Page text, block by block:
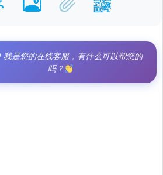
动策略 月收益 +9.2%
轮动策略
能发生突变，行情暴涨暴
我是您的在线客服，有什么可以帮您的
吗？